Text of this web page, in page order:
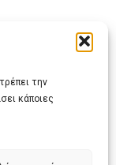
την
κάποιες